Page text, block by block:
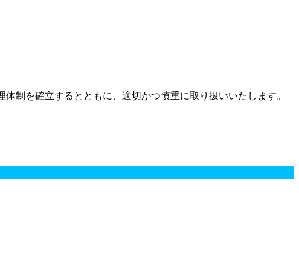
制を確立するとともに、適切かつ慎重に取り扱いいたします。